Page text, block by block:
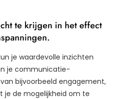
te krijgen in het effect
je waardevolle inzichten
je communicatie-
bijvoorbeeld engagement,
je de mogelijkheid om te